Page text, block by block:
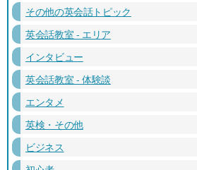
その他の英会話トピック
英会話教室 - エリア
インタビュー
英会話教室 - 体験談
エンタメ
英検・その他
ビジネス